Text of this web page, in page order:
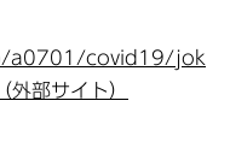
a0701/covid19/jok
部サイト）